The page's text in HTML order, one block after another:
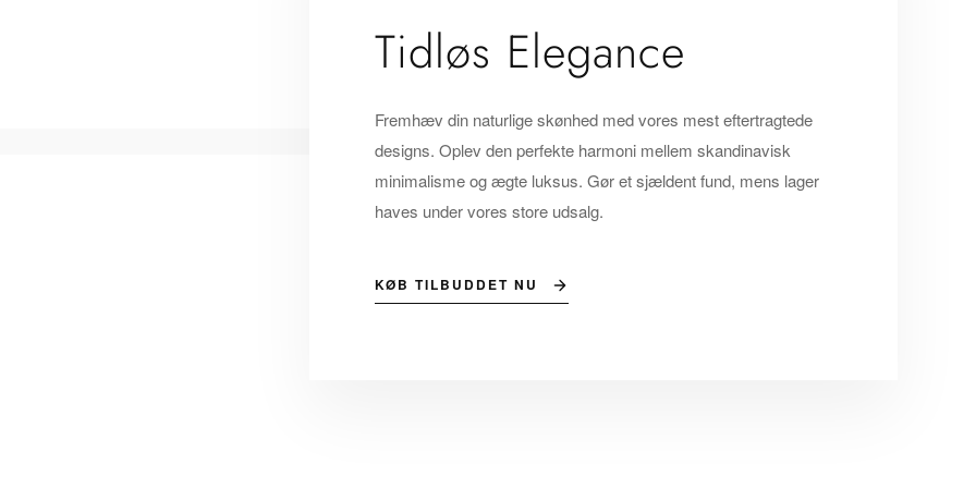
Tidløs Elegance
Fremhæv din naturlige skønhed med vores mest eftertragtede
designs. Oplev den perfekte harmoni mellem skandinavisk
minimalisme og ægte luksus. Gør et sjældent fund, mens lager
haves under vores store udsalg.
KØB TILBUDDET NU